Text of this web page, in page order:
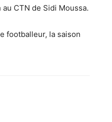
CTN de Sidi Moussa.
footballeur, la saison